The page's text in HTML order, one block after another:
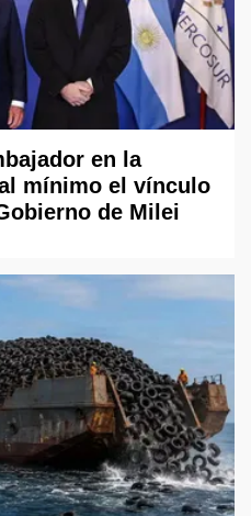
en la
mínimo el vínculo
de Milei